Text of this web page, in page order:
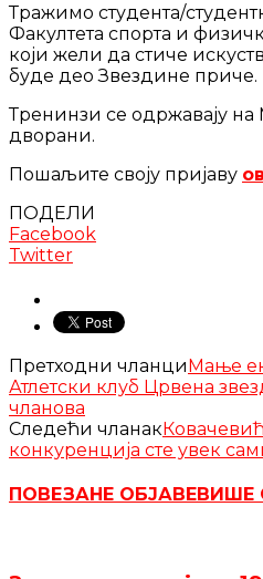
Тражимо студента/
Факултета спорта и
који жели да стиче
буде део Звездине приче.
Тренинзи се одржавају на
дворани.
Пошаљите своју пријаву
ПОДЕЛИ
Facebook
Twitter
Претходни чланциМање
Атлетски клуб Црвена
чланова
Следећи чланак
конкуренција сте увек
ПОВЕЗАНЕ ОБЈАВЕВИШЕ